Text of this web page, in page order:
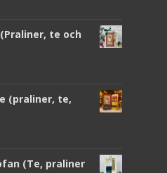
te och
(praliner, te,
(Te, praliner